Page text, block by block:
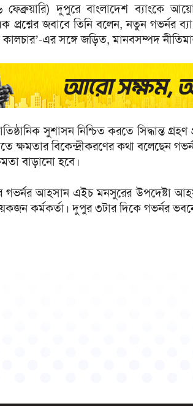
ফেব্রুয়ারি) দুপুরে বাংলাদেশ ব্যাংকে
প্রশ্নের জবাবে তিনি বলেন, নতুন গভর্নর
এর সঙ্গে জড়িত, মানবসম্পদ
সুশাসন নিশ্চিত করতে সিদ্ধান্ত
ক্ষমতার বিকেন্দ্রীকরণের কথা বলেছেন
বাড়ানো হবে।
আহসান এইচ মনসুরের উপদেষ্টা
কর্মকর্তা। দুপুর ৩টার দিকে গভর্নর